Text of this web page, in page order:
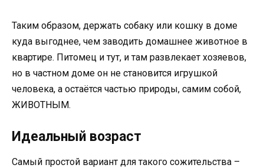
Таким образом, держать собаку или кошку в доме
куда выгоднее, чем заводить домашнее животное в
квартире. Питомец и тут, и там развлекает хозяевов,
но в частном доме он не становится игрушкой
человека, а остаётся частью природы, самим собой,
ЖИВОТНЫМ.
Идеальный возраст
Самый простой вариант для такого сожительства –